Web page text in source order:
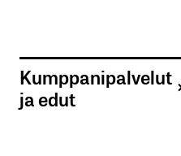
Kumppanipalvelut
ja edut